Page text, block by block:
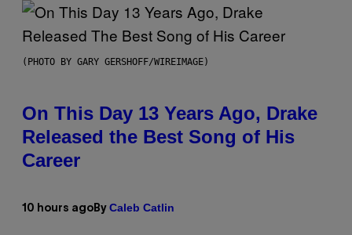
(PHOTO BY GARY GERSHOFF/WIREIMAGE)
On This Day 13 Years Ago, Drake
Released the Best Song of His
Career
10 hours ago By Caleb Catlin